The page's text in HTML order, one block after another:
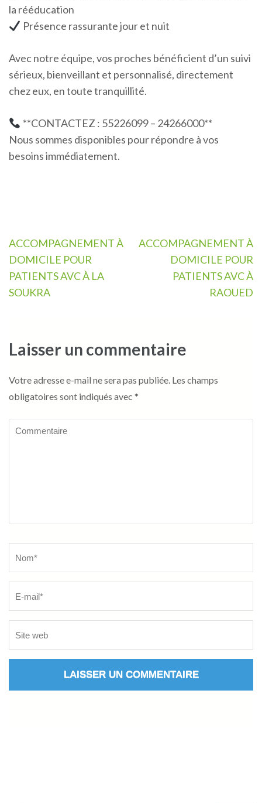
la rééducation
Présence rassurante jour et nuit
Avec notre équipe, vos proches bénéficient d’un suivi
sérieux, bienveillant et personnalisé, directement
chez eux, en toute tranquillité.
**CONTACTEZ : 55226099 – 24266000**
Nous sommes disponibles pour répondre à vos
besoins immédiatement.
Navigation
de
l’article
ACCOMPAGNEMENT À
DOMICILE POUR
PATIENTS AVC À LA
SOUKRA
ACCOMPAGNEMENT À
DOMICILE POUR
PATIENTS AVC À
RAOUED
Laisser un commentaire
Votre adresse e-mail ne sera pas publiée. Les champs
obligatoires sont indiqués avec *
Commentaire